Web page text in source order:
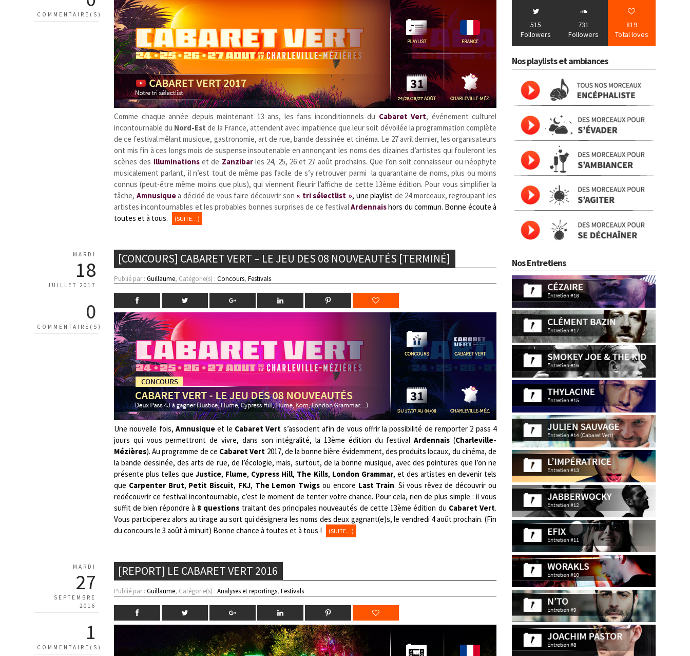
COMMENTAIRE(S)
Comme chaque année depuis maintenant 13 ans, les fans inconditionnels du Cabaret Vert, événement culturel
incontournable du Nord-Est de la France, attendent avec impatience que leur soit dévoilée la programmation complète
de ce festival mêlant musique, gastronomie, art de rue, bande dessinée et cinéma. Le 27 avril dernier, les organisateurs
ont mis fin à ces longs mois de suspense insoutenable en annonçant les noms des dizaines d’artistes qui fouleront les
scènes des Illuminationset de Zanzibarles 24, 25, 26 et 27 août prochains. Que l’on soit connaisseur ou néophyte
musicalement parlant, il n’est tout de même pas facile de s’y retrouver parmi la quarantaine de noms, plus ou moins
connus (peut-être même moins que plus), qui viennent fleurir l’affiche de cette 13ème édition. Pour vous simplifier la
tâche, Amnusiquea décidé de vous faire découvrir son « tri sélectlist », une playlist de 24 morceaux, regroupant les
artistes incontournables et les probables bonnes surprises de ce festivalArdennaishors du commun. Bonne écoute à
toutes et à tous.
(SUITE…)
MARDI
18
JUILLET 2017
0
COMMENTAIRE(S)
[CONCOURS] CABARET VERT – LE JEU DES 08 NOUVEAUTÉS [TERMINÉ]
Publié par :Guillaume, Catégorie(s) :Concours,Festivals
Une nouvelle fois, Amnusiqueet le Cabaret Vert s’associent afin de vous offrir la possibilité de remporter 2 pass 4
jours qui vous permettront de vivre, dans son intégralité, la 13ème édition du festivalArdennais(Charleville-
Mézières). Au programme de ce Cabaret Vert 2017, de la bonne bière évidemment, des produits locaux, du cinéma, de
la bande dessinée, des arts de rue, de l’écologie, mais, surtout, de la bonne musique, avec des pointures que l’on ne
présente plus telles queJustice, Flume, Cypress Hill, The Kills, London Grammar, et des artistes en devenir tels
que Carpenter Brut, Petit Biscuit, FKJ, The Lemon Twigs ou encore Last Train. Si vous rêvez de découvrir ou
redécouvrir ce festival incontournable, c’est le moment de tenter votre chance. Pour cela, rien de plus simple : il vous
suffit de bien répondre à 8 questions traitant des principales nouveautés de cette 13ème édition du Cabaret Vert.
Vous participerez alors au tirage au sort qui désignera les noms des deux gagnant(e)s, le vendredi 4 août prochain. (Fin
du concours le 3 août à minuit) Bonne chance à toutes et à tous !
(SUITE…)
MARDI
27
SEPTEMBRE
2016
1
COMMENTAIRE(S)
[REPORT] LE CABARET VERT 2016
Publié par :Guillaume, Catégorie(s) :Analyses et reportings,Festivals
515
Followers
731
Followers
819
Total loves
Nos playlists et ambiances
Nos Entretiens